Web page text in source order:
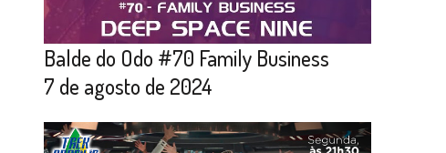
Balde do Odo #70 Family Business
7 de agosto de 2024